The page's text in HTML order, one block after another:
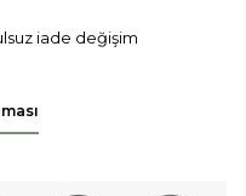
iade değişim